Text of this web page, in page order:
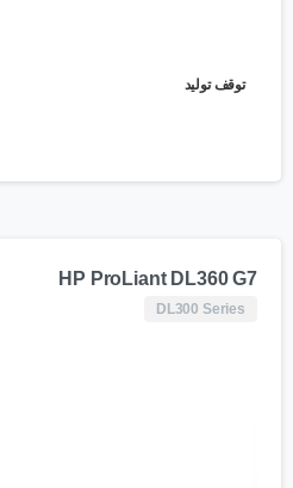
توقف تولید
HP ProLiant DL360 G7
DL300 Series